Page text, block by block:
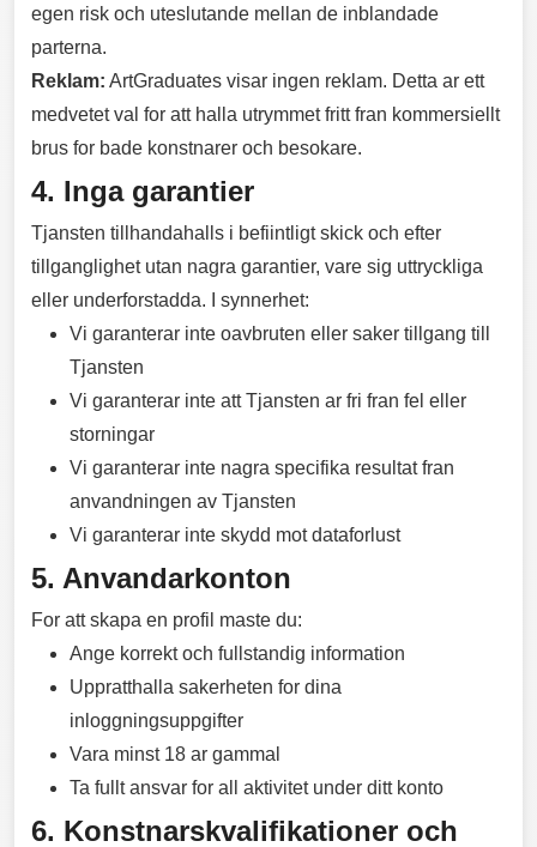
egen risk och uteslutande mellan de inblandade
parterna.
Reklam: ArtGraduates visar ingen reklam. Detta ar ett
medvetet val for att halla utrymmet fritt fran kommersiellt
brus for bade konstnarer och besokare.
4. Inga garantier
Tjansten tillhandahalls i befiintligt skick och efter
tillganglighet utan nagra garantier, vare sig uttryckliga
eller underforstadda. I synnerhet:
Vi garanterar inte oavbruten eller saker tillgang till
Tjansten
Vi garanterar inte att Tjansten ar fri fran fel eller
storningar
Vi garanterar inte nagra specifika resultat fran
anvandningen av Tjansten
Vi garanterar inte skydd mot dataforlust
5. Anvandarkonton
For att skapa en profil maste du:
Ange korrekt och fullstandig information
Uppratthalla sakerheten for dina
inloggningsuppgifter
Vara minst 18 ar gammal
Ta fullt ansvar for all aktivitet under ditt konto
6. Konstnarskvalifikationer och